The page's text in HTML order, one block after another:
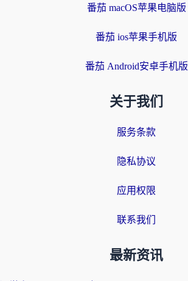
番茄 macOS苹果电脑版
番茄 ios苹果手机版
番茄 Android安卓手机版
关于我们
服务条款
隐私协议
应用权限
联系我们
最新资讯